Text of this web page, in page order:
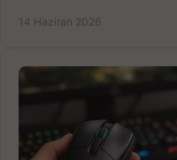
14 Haziran 2026